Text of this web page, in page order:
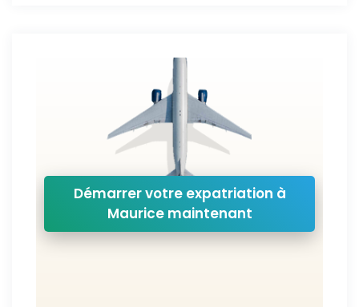
Démarrer votre expatriation à
Maurice maintenant